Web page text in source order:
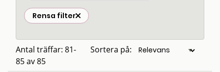
Rensa filter
Antal träffar: 81-
85 av 85
Sortera på: